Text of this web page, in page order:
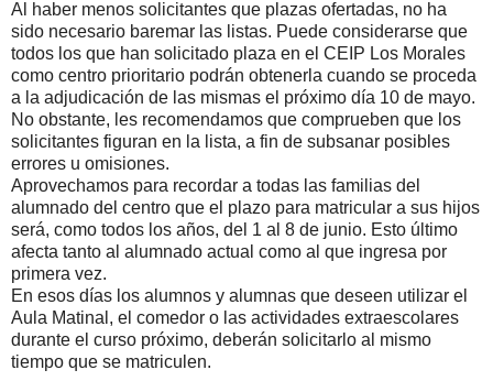
Al haber menos solicitantes que plazas ofertadas, no ha
sido necesario baremar las listas. Puede considerarse que
todos los que han solicitado plaza en el CEIP Los Morales
como centro prioritario podrán obtenerla cuando se proceda
a la adjudicación de las mismas el próximo día 10 de mayo.
No obstante, les recomendamos que comprueben que los
solicitantes figuran en la lista, a fin de subsanar posibles
errores u omisiones.
Aprovechamos para recordar a todas las familias del
alumnado del centro que el plazo para matricular a sus hijos
será, como todos los años, del 1 al 8 de junio. Esto último
afecta tanto al alumnado actual como al que ingresa por
primera vez.
En esos días los alumnos y alumnas que deseen utilizar el
Aula Matinal, el comedor o las actividades extraescolares
durante el curso próximo, deberán solicitarlo al mismo
tiempo que se matriculen.